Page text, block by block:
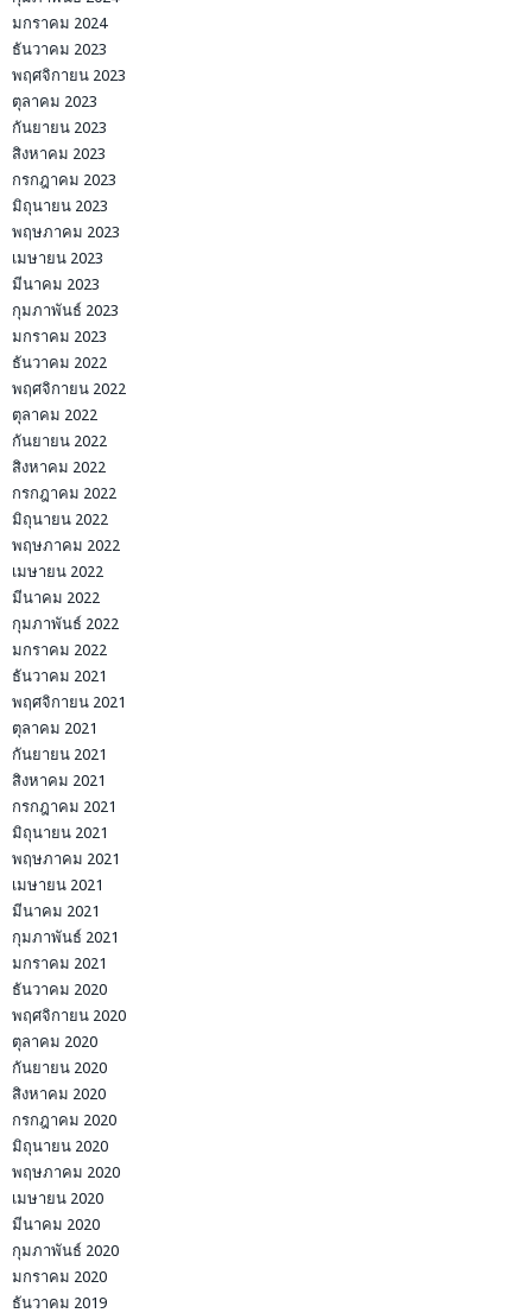
มกราคม 2024
ธันวาคม 2023
พฤศจิกายน 2023
ตุลาคม 2023
กันยายน 2023
สิงหาคม 2023
กรกฎาคม 2023
มิถุนายน 2023
พฤษภาคม 2023
เมษายน 2023
มีนาคม 2023
กุมภาพันธ์ 2023
มกราคม 2023
ธันวาคม 2022
พฤศจิกายน 2022
ตุลาคม 2022
กันยายน 2022
สิงหาคม 2022
กรกฎาคม 2022
มิถุนายน 2022
พฤษภาคม 2022
เมษายน 2022
มีนาคม 2022
กุมภาพันธ์ 2022
มกราคม 2022
ธันวาคม 2021
พฤศจิกายน 2021
ตุลาคม 2021
กันยายน 2021
สิงหาคม 2021
กรกฎาคม 2021
มิถุนายน 2021
พฤษภาคม 2021
เมษายน 2021
มีนาคม 2021
กุมภาพันธ์ 2021
มกราคม 2021
ธันวาคม 2020
พฤศจิกายน 2020
ตุลาคม 2020
กันยายน 2020
สิงหาคม 2020
กรกฎาคม 2020
มิถุนายน 2020
พฤษภาคม 2020
เมษายน 2020
มีนาคม 2020
กุมภาพันธ์ 2020
มกราคม 2020
ธันวาคม 2019